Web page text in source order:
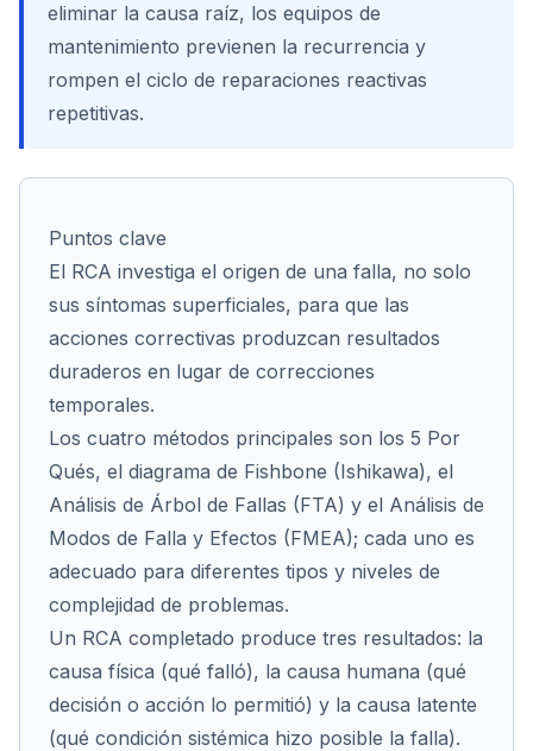
eliminar la causa raíz, los equipos de
mantenimiento previenen la recurrencia y
rompen el ciclo de reparaciones reactivas
repetitivas.
Puntos clave
El RCA investiga el origen de una falla, no solo
sus síntomas superficiales, para que las
acciones correctivas produzcan resultados
duraderos en lugar de correcciones
temporales.
Los cuatro métodos principales son los 5 Por
Qués, el diagrama de Fishbone (Ishikawa), el
Análisis de Árbol de Fallas (FTA) y el Análisis de
Modos de Falla y Efectos (FMEA); cada uno es
adecuado para diferentes tipos y niveles de
complejidad de problemas.
Un RCA completado produce tres resultados: la
causa física (qué falló), la causa humana (qué
decisión o acción lo permitió) y la causa latente
(qué condición sistémica hizo posible la falla).